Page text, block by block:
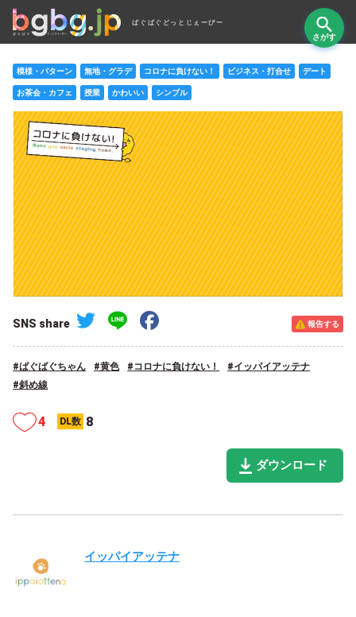
ばぐばぐどっとじぇーぴー
さがす
模様・パターン 無地・グラデ コロナに負けない！ ビジネス・打合せ デート
お茶会・カフェ 授業 かわいい シンプル
SNS share Twitter
Line 報告する
#ばぐばぐちゃん #黄色 #コロナに負けない！
#イッパイアッテナ
#斜め線
4 DL数 8
ダウンロード
イッパイアッテナ